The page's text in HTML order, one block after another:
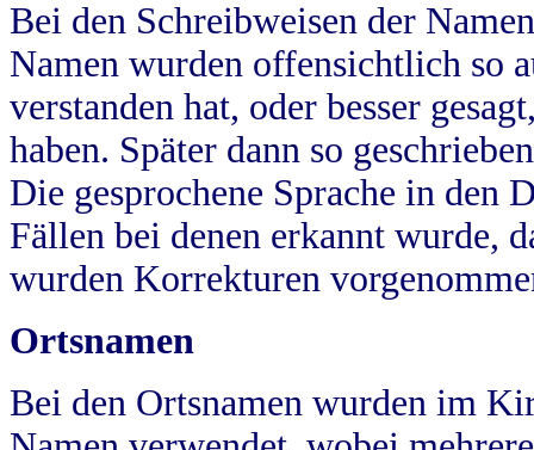
Bei den Schreibweisen der
Namen wurden offensichtlich so
verstanden hat, oder besser
haben. Später dann so
Die gesprochene Sprache in
Fällen bei denen erkannt wurde,
wurden Korrekturen
Ortsnamen
Bei den Ortsnamen wurden im